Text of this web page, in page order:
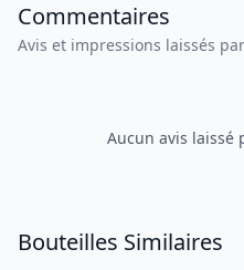
Commentaires
Avis et impressions laissés
Aucun avis laissé
Bouteilles Similaires